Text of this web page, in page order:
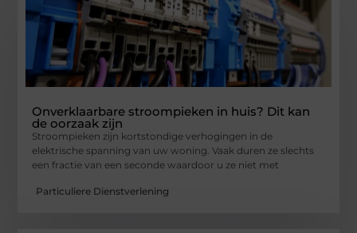
Onverklaarbare stroompieken in huis? Dit kan
de oorzaak zijn
Stroompieken zijn kortstondige verhogingen in de
elektrische spanning van uw woning. Vaak duren ze slechts
een fractie van een seconde waardoor u ze niet met
Particuliere Dienstverlening